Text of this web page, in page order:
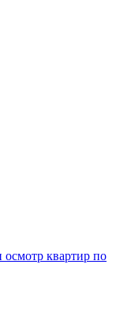
осмотр квартир по